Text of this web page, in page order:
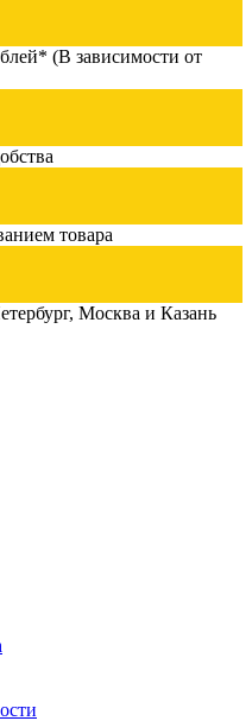
(В зависимости от
товара
Москва и Казань